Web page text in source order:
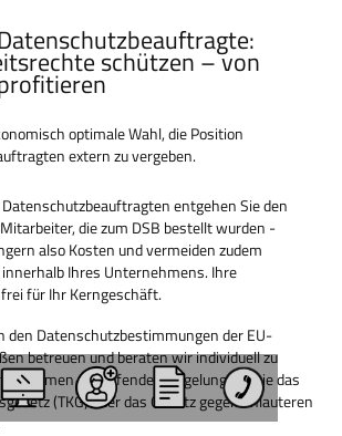
schützen – von
optimale Wahl, die Position
extern zu vergeben.
entgehen Sie den
die zum DSB bestellt wurden -
also Kosten und vermeiden zudem
Ihres Unternehmens. Ihre
für Ihr Kerngeschäft.
den Datenschutzbestimmungen der EU-
betreuen und beraten wir individuell zu
zutreffenden Regelungen, wie das
(TKG) oder das Gesetz gegen unlauteren